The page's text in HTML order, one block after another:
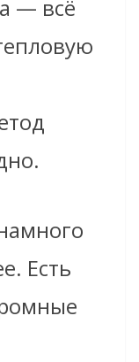
— всё
Есть